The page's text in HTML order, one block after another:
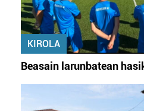
KIROLA
Beasain larunbatean